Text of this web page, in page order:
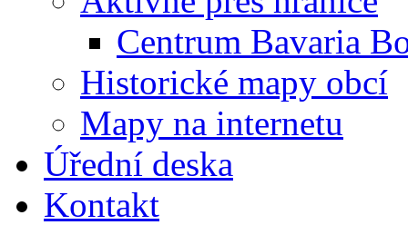
Centrum Bavaria
Historické mapy obcí
Mapy na internetu
Úřední deska
Kontakt